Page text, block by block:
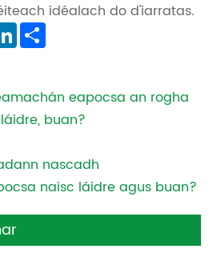
idéalach do d'iarratas.
LinkedIn
eapocsa an rogha
buan?
nascadh
naisc láidre agus buan?